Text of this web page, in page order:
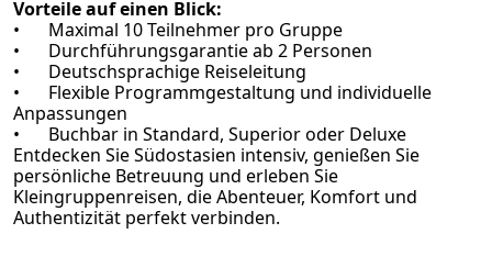
Vorteile auf einen Blick:
•
Maximal 10 Teilnehmer pro Gruppe
•
Durchführungsgarantie ab 2 Personen
•
Deutschsprachige Reiseleitung
•
Flexible Programmgestaltung und individuelle
Anpassungen
•
Buchbar in Standard, Superior oder Deluxe
Entdecken Sie Südostasien intensiv, genießen Sie
persönliche Betreuung und erleben Sie
Kleingruppenreisen, die Abenteuer, Komfort und
Authentizität perfekt verbinden.